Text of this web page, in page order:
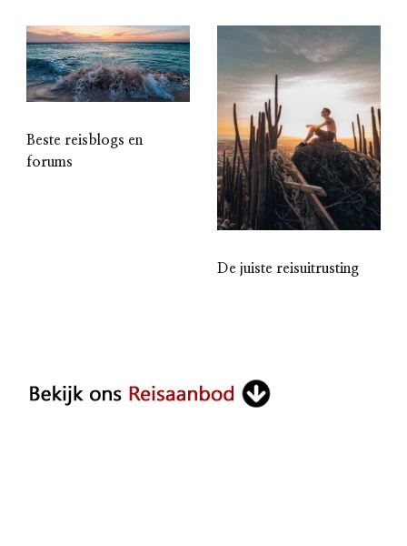
Beste reisblogs en
forums
De juiste reisuitrusting